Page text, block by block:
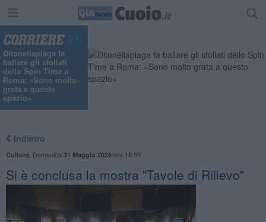
Ditonellapiaga fa
ballare gli sfollati
dello Spin Time a
Roma: «Sono molto
grata a questo
spazio»
Indietro
Cultura Domenica 31 Maggio 2026ore 18:59
Si è conclusa la mostra "Tavole di Rilievo"